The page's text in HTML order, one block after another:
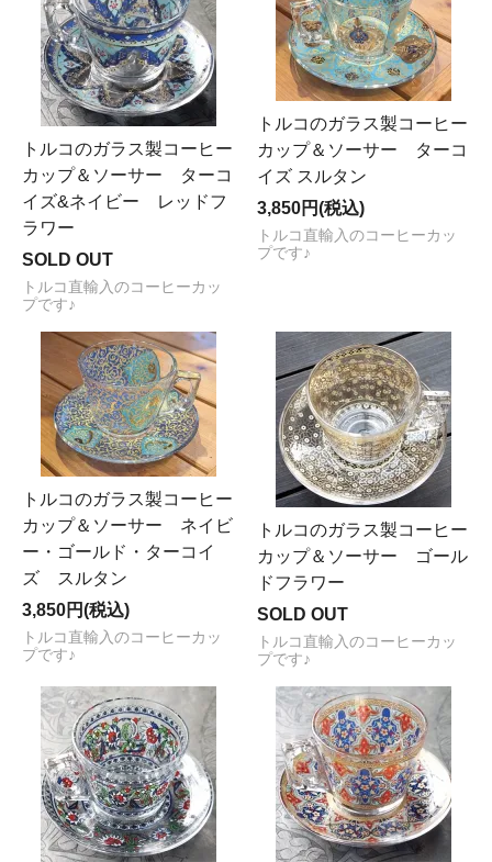
トルコのガラス製コーヒー
カップ＆ソーサー ターコ
イズ&ネイビー レッドフ
ラワー
SOLD OUT
トルコ直輸入のコーヒーカッ
プです♪
トルコのガラス製コーヒー
カップ＆ソーサー ターコ
イズ スルタン
3,850円(税込)
トルコ直輸入のコーヒーカッ
プです♪
トルコのガラス製コーヒー
カップ＆ソーサー ネイビ
ー・ゴールド・ターコイ
ズ スルタン
3,850円(税込)
トルコ直輸入のコーヒーカッ
プです♪
トルコのガラス製コーヒー
カップ＆ソーサー ゴール
ドフラワー
SOLD OUT
トルコ直輸入のコーヒーカッ
プです♪